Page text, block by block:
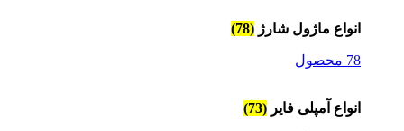
انواع ماژول شارژ (78)
78 محصول
انواع آمپلی فایر (73)